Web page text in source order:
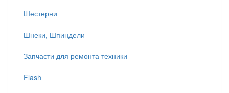
Шестерни
Шнеки, Шпиндели
Запчасти для ремонта техники
Flash